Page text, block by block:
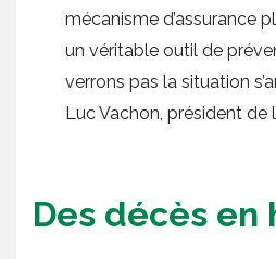
mécanisme d’assurance
un véritable outil de
verrons pas la situation
Luc Vachon, président de
Des décès en